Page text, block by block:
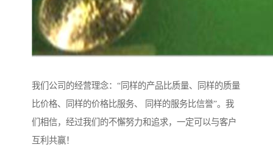
我们公司的经营理念：“同样的产品比质量、同样的质量
比价格、同样的价格比服务、 同样的服务比信誉”。我
们相信，经过我们的不懈努力和追求，一定可以与客户
互利共赢！